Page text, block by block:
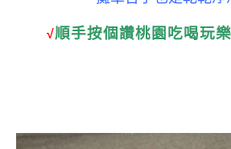
√順手按個讚桃園吃喝玩